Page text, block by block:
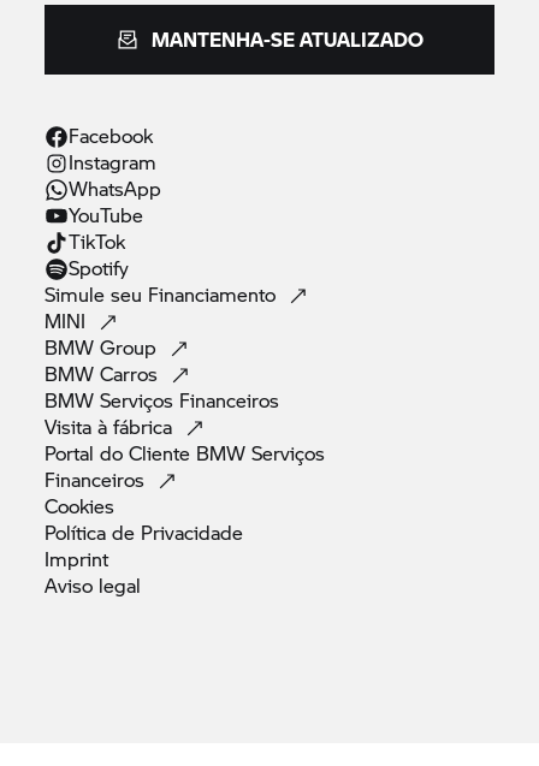
MANTENHA-SE ATUALIZADO
Facebook
Instagram
WhatsApp
YouTube
TikTok
Spotify
Simule seu Financiamento
MINI
BMWGroup
BMWCarros
BMW Serviços Financeiros
Visita àfábrica
Portal do Cliente BMW Serviços
Financeiros
Cookies
Política de Privacidade
Imprint
Aviso legal